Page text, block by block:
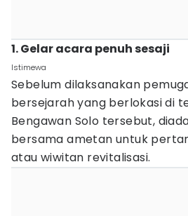
1. Gelar acara penuh sesaji
Istimewa
Sebelum dilaksanakan
bersejarah yang berlokasi di
Bengawan Solo tersebut,
bersama ametan untuk
atau wiwitan revitalisasi.